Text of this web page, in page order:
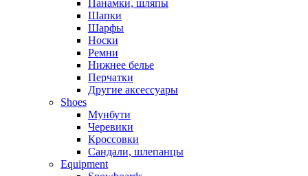
Панамки, шляпы
Шапки
Шарфы
Носки
Ремни
Нижнее белье
Перчатки
Другие аксессуары
Shoes
Мунбути
Черевики
Кроссовки
Сандали, шлепанцы
Equipment